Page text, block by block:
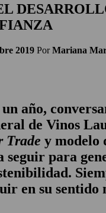
2019 PorMariana
año,
de Vinos
Trade y modelo
seguir para
en su sentido